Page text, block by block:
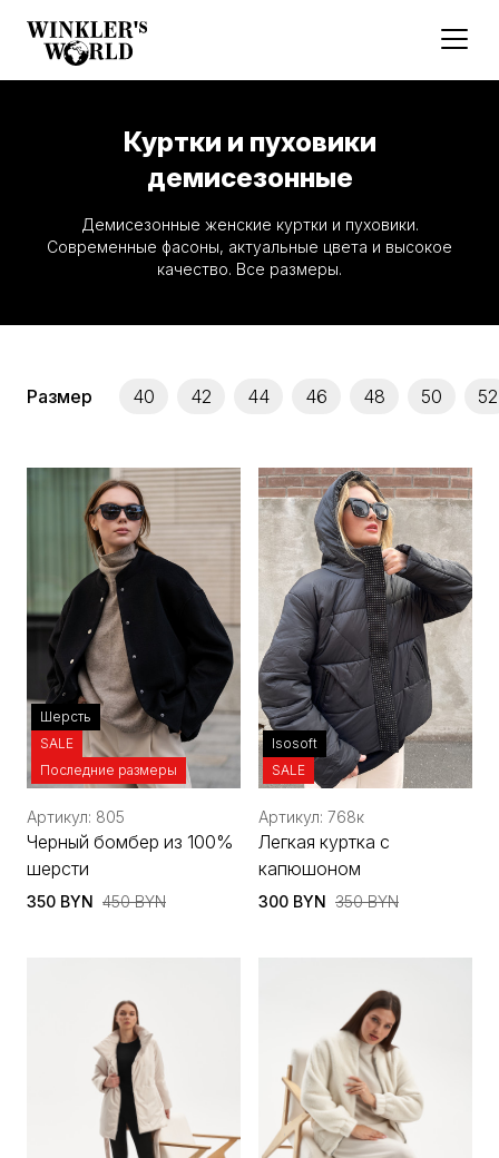
Куртки и пуховики
демисезонные
Демисезонные женские куртки и пуховики.
Современные фасоны, актуальные цвета и высокое
качество. Все размеры.
Размер 40 42 44 46 48 50 52
Шерсть
SALE
Последние размеры
Артикул: 805
Черный бомбер из 100%
шерсти
350 BYN 450 BYN
Isosoft
SALE
Артикул: 768к
Легкая куртка с
капюшоном
300 BYN 350 BYN